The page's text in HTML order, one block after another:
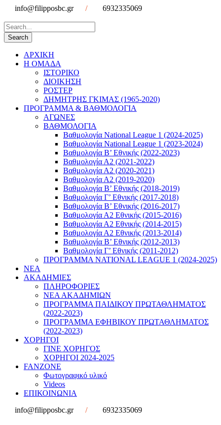
info@filipposbc.gr / 6932335069
ΑΡΧΙΚΗ
Η ΟΜΑΔΑ
ΙΣΤΟΡΙΚΟ
ΔΙΟΙΚΗΣΗ
ΡΟΣΤΕΡ
ΔΗΜΗΤΡΗΣ ΓΚΙΜΑΣ (1965-2020)
ΠΡΟΓΡΑΜΜΑ & ΒΑΘΜΟΛΟΓΙΑ
ΑΓΩΝΕΣ
ΒΑΘΜΟΛΟΓΙΑ
Βαθμολογία National League 1 (2024-2025)
Βαθμολογία National League 1 (2023-2024)
Βαθμολογία Β’ Εθνικής (2022-2023)
Βαθμολογία Α2 (2021-2022)
Βαθμολογία Α2 (2020-2021)
Βαθμολογία Α2 (2019-2020)
Βαθμολογία B’ Εθνικής (2018-2019)
Βαθμολογία Γ’ Εθνικής (2017-2018)
Βαθμολογία Β’ Εθνικής (2016-2017)
Βαθμολογία Α2 Εθνικής (2015-2016)
Βαθμολογία Α2 Εθνικής (2014-2015)
Βαθμολογία Α2 Εθνικής (2013-2014)
Βαθμολογία Β’ Εθνικής (2012-2013)
Βαθμολογία Γ’ Εθνικής (2011-2012)
ΠΡΟΓΡΑΜΜΑ NATIONAL LEAGUE 1 (2024-2025)
ΝΕΑ
ΑΚΑΔΗΜΙΕΣ
ΠΛΗΡΟΦΟΡΙΕΣ
ΝΕΑ ΑΚΑΔΗΜΙΩΝ
ΠΡΟΓΡΑΜΜΑ ΠΑΙΔΙΚΟΥ ΠΡΩΤΑΘΛΗΜΑΤΟΣ
(2022-2023)
ΠΡΟΓΡΑΜΜΑ ΕΦΗΒΙΚΟΥ ΠΡΩΤΑΘΛΗΜΑΤΟΣ
(2022-2023)
ΧΟΡΗΓΟΙ
ΓΙΝΕ ΧΟΡΗΓΟΣ
ΧΟΡΗΓΟΙ 2024-2025
FANZONE
Φωτογραφικό υλικό
Videos
ΕΠΙΚΟΙΝΩΝΙΑ
info@filipposbc.gr
/ 6932335069